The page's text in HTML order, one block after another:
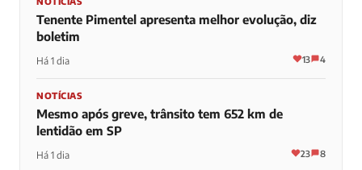
Tenente Pimentel apresenta melhor evolução, diz
boletim
Há 1 dia 13 4
NOTÍCIAS
Mesmo após greve, trânsito tem 652 km de
lentidão em SP
Há 1 dia 23 8